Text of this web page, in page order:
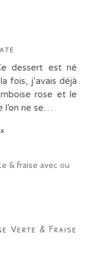
dessert est né
fois, j’avais déjà
rose et le
l’on ne se…
Verte & Fraise